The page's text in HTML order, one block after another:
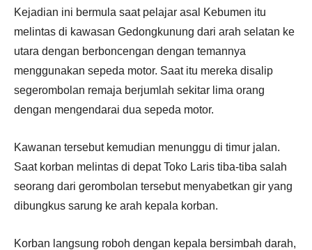
Kejadian ini bermula saat pelajar asal Kebumen itu
melintas di kawasan Gedongkunung dari arah selatan ke
utara dengan berboncengan dengan temannya
menggunakan sepeda motor. Saat itu mereka disalip
segerombolan remaja berjumlah sekitar lima orang
dengan mengendarai dua sepeda motor.
Kawanan tersebut kemudian menunggu di timur jalan.
Saat korban melintas di depat Toko Laris tiba-tiba salah
seorang dari gerombolan tersebut menyabetkan gir yang
dibungkus sarung ke arah kepala korban.
Korban langsung roboh dengan kepala bersimbah darah,